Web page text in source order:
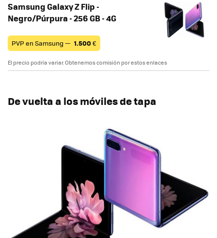
Samsung Galaxy Z Flip -
Negro/Púrpura - 256 GB - 4G
PVP en Samsung — 1.500€
El precio podría variar. Obtenemos comisión por estos enlaces
De vuelta a los móviles de tapa